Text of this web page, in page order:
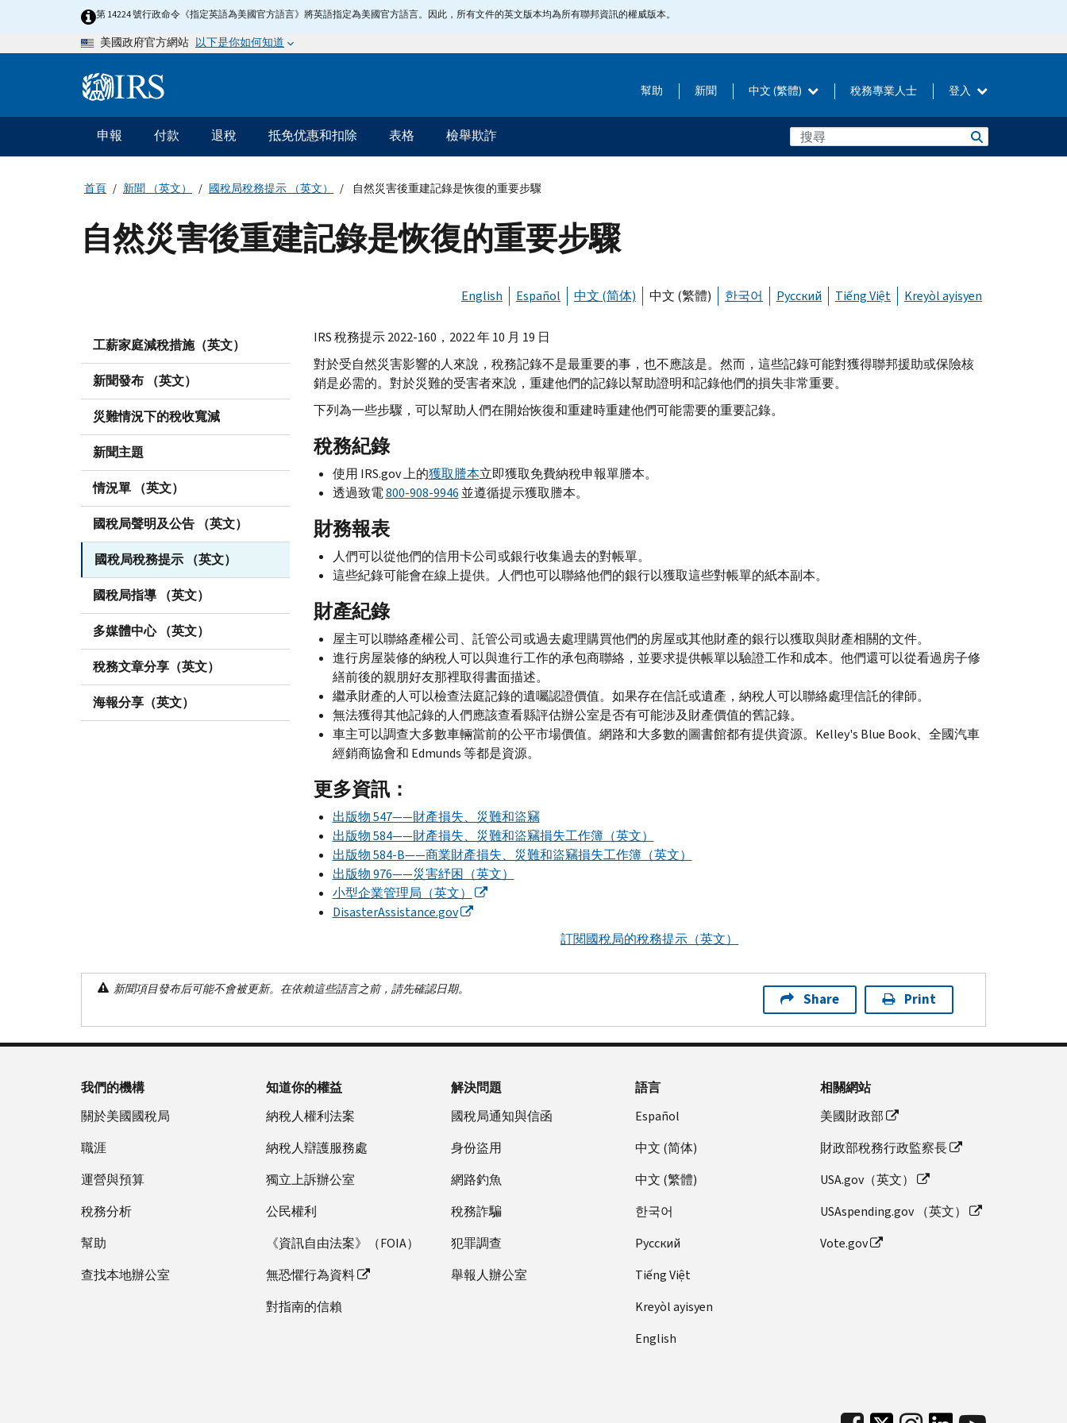
第 14224 號行政命令《指定英語為美國官方語言》將英語指定為美國官方語言。因此，所有文件的英文版本均為所有聯邦資訊的權威版本。
美國政府官方網站 以下是你如何知道
Information 幫助 新聞 中文 (繁體) 稅務專業人士 登入
主
要
導
申報 付款 退稅 抵免优惠和扣除 表格 檢舉欺詐
首頁 新聞 （英文） 國稅局稅務提示 （英文） 自然災害後重建記錄是恢復的重要步驟
自然災害後重建記錄是恢復的重要步驟
English Español 中文 (简体) 中文 (繁體) 한국어 Русский Tiếng Việt Kreyòl ayisyen
工薪家庭減稅措施（英文）
新聞發布 （英文）
災難情況下的稅收寬減
新聞主題
情況單 （英文）
國稅局聲明及公告 （英文）
國稅局稅務提示 （英文）
國稅局指導 （英文）
多媒體中心 （英文）
稅務文章分享（英文）
海報分享（英文）
IRS稅務提示 2022-160，2022 年 10 月 19 日
對於受自然災害影響的人來說，稅務記錄不是最重要的事，也不應該是。然而，這些記錄可能對獲得聯邦援助或保險核
銷是必需的。對於災難的受害者來說，重建他們的記錄以幫助證明和記錄他們的損失非常重要。
下列為一些步驟，可以幫助人們在開始恢復和重建時重建他們可能需要的重要記錄。
稅務紀錄
使用 IRS.gov上的獲取謄本立即獲取免費納稅申報單謄本。
透過致電800-908-9946 並遵循提示獲取謄本。
財務報表
人們可以從他們的信用卡公司或銀行收集過去的對帳單。
這些紀錄可能會在線上提供。人們也可以聯絡他們的銀行以獲取這些對帳單的紙本副本。
財產紀錄
屋主可以聯絡產權公司、託管公司或過去處理購買他們的房屋或其他財產的銀行以獲取與財產相關的文件。
進行房屋裝修的納稅人可以與進行工作的承包商聯絡，並要求提供帳單以驗證工作和成本。他們還可以從看過房子修
繕前後的親朋好友那裡取得書面描述。
繼承財產的人可以檢查法庭記錄的遺囑認證價值。如果存在信託或遺產，納稅人可以聯絡處理信託的律師。
無法獲得其他記錄的人們應該查看縣評估辦公室是否有可能涉及財產價值的舊記錄。
車主可以調查大多數車輛當前的公平市場價值。網路和大多數的圖書館都有提供資源。 Kelley's Blue Book、全國汽車
經銷商協會和 Edmunds等都是資源。
更多資訊：
出版物 547——財產損失、災難和盜竊
出版物 584——財產損失、災難和盜竊損失工作簿（英文）
出版物 584-B——商業財產損失、災難和盜竊損失工作簿（英文）
出版物 976——災害紓困（英文）
小型企業管理局（英文）
DisasterAssistance.gov
訂閱國稅局的稅務提示（英文）
新聞項目發布后可能不會被更新。在依賴這些語言之前，請先確認日期。
Share Print
我們的機構
關於美國國稅局
職涯
運營與預算
稅務分析
幫助
查找本地辦公室
知道你的權益
納稅人權利法案
納稅人辯護服務處
獨立上訴辦公室
公民權利
《資訊自由法案》（FOIA）
無恐懼行為資料
對指南的信賴
解決問題
國稅局通知與信函
身份盜用
網路釣魚
稅務詐騙
犯罪調查
舉報人辦公室
語言
Español
中文 (简体)
中文 (繁體)
한국어
Pусский
Tiếng Việt
Kreyòl ayisyen
English
相關網站
美國財政部
財政部稅務行政監察長
USA.gov（英文）
USAspending.gov （英文）
Vote.gov